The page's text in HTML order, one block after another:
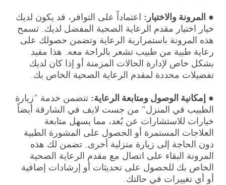
● المرونة والاختيار: اعتماداً على التوافر، قد يكون لديك
خيار اختيار مقدم الرعاية الصحية المفضل لديك. تسمح
هذه المرونة باستمرارية الرعاية وتضمن حصولك على
رعاية طبية من طبيب تشعر بالراحة معه. هذا مفيد
بشكل خاص لإدارة الحالات المزمنة أو إذا كان لديك
تفضيلات محددة لمقدم الرعاية الصحية الخاص بك.
● إمكانية الوصول ومتابعة الرعاية: تتضمن خدمة "زيارة
الطبيب في المنزل" من جست لايف في الشارقة أيضاً
خيارات للاستشارات عن بُعد، مما يسهل متابعة
العلاجات المستمرة أو الحصول على المشورة الطبية
دون الحاجة إلى زيارة منزلية أخرى. تضمن لك هذه
المرونة البقاء على اتصال مع مقدم الرعاية الصحية
الخاص بك للحصول على تحديثات أو إرشادات إضافية
أو أي تغييرات في حالتك.